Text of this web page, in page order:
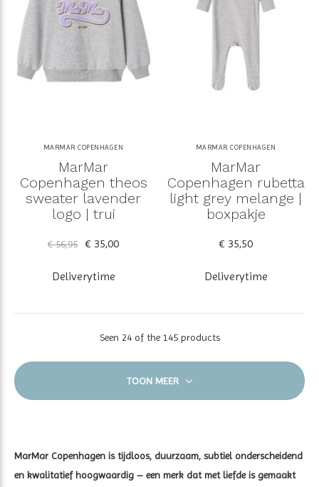
MARMAR COPENHAGEN
MarMar
Copenhagen theos
sweater lavender
logo | trui
€ 56,95 € 35,00
Deliverytime
MARMAR COPENHAGEN
MarMar
Copenhagen rubetta
light grey melange |
boxpakje
€ 35,50
Deliverytime
Seen 24 of the 145 products
TOON MEER
MarMar Copenhagen is tijdloos, duurzaam, subtiel onderscheidend
en kwalitatief hoogwaardig – een merk dat met liefde is gemaakt